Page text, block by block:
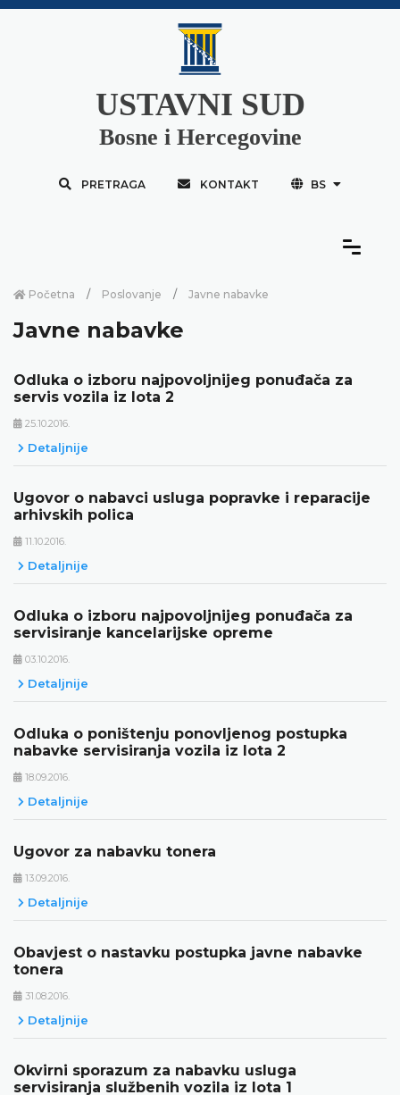
USTAVNI SUD
Bosne i Hercegovine
PRETRAGA KONTAKT BS
Početna Poslovanje Javne nabavke
Javne nabavke
Odluka o izboru najpovoljnijeg ponuđača za
servis vozila iz lota 2
25.10.2016.
Detaljnije
Ugovor o nabavci usluga popravke i reparacije
arhivskih polica
11.10.2016.
Detaljnije
Odluka o izboru najpovoljnijeg ponuđača za
servisiranje kancelarijske opreme
03.10.2016.
Detaljnije
Odluka o poništenju ponovljenog postupka
nabavke servisiranja vozila iz lota 2
18.09.2016.
Detaljnije
Ugovor za nabavku tonera
13.09.2016.
Detaljnije
Obavjest o nastavku postupka javne nabavke
tonera
31.08.2016.
Detaljnije
Okvirni sporazum za nabavku usluga
servisiranja službenih vozila iz lota 1